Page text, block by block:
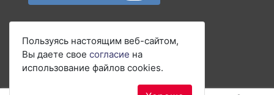
Пользуясь настоящим веб-сайтом,
Вы даете свое согласие на
использование файлов cookies.